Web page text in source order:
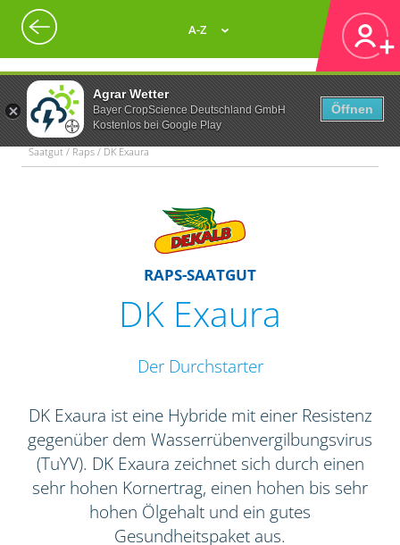
Agrar Wetter
Bayer CropScience Deutschland GmbH
Kostenlos bei Google Play
Öffnen
A-Z
Saatgut / Raps / DK Exaura
RAPS-SAATGUT
DK Exaura
Der Durchstarter
DK Exaura ist eine Hybride mit einer Resistenz
gegenüber dem Wasserrübenvergilbungsvirus
(TuYV). DK Exaura zeichnet sich durch einen
sehr hohen Kornertrag, einen hohen bis sehr
hohen Ölgehalt und ein gutes
Gesundheitspaket aus.